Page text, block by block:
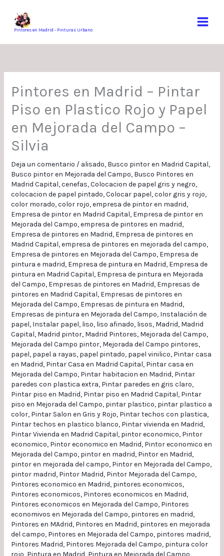
contenidoPintores en Madrid - Pinturas Urbano
Pintores en Madrid – Pintar
Piso en Plastico Rojo y Papel
en Mejorada del Campo –
Silvia
Deja un comentario / alisado, Busco pintor en Madrid Capital,
Busco pintor en Mejorada del Campo, Busco Pintores en
Madrid Capital,cenefas,Colocacion de papel gris y negro,
colocacion de papel pintado,Colocar papel,color gris y rojo,
color morado,color rojo,empresa de pintor en madrid,
Empresa de pintor en Madrid Capital, Empresa de pintor en
Mejorada del Campo,empresa de pintores en madrid,
Empresa de pintores en Madrid, Empresa de pintores en
Madrid Capital,empresa de pintores en mejorada del campo,
Empresa de pintores en Mejorada del Campo, Empresa de
pintura e madrid, Empresa de pintura en Madrid, Empresa de
pintura en Madrid Capital, Empresa de pintura en Mejorada
del Campo, Empresas de pintores en Madrid, Empresas de
pintores en Madrid Capital, Empresas de pintores en
Mejorada del Campo, Empresas de pintura en Madrid,
Empresas de pintura en Mejorada del Campo, Instalación de
papel, Instalar papel, liso, liso afinado, lisos, Madrid, Madrid
Capital, Madrid pintor, Madrid Pintores, Mejorada del Campo,
Mejorada del Campo pintor, Mejorada del Campo pintores,
papel, papel a rayas, papel pintado, papel vinilico, Pintar casa
en Madrid, Pintar Casa en Madrid Capital, Pintar casa en
Mejorada del Campo, Pintar habitacion en Madrid, Pintar
paredes con plastica extra, Pintar paredes en gris claro,
Pintar piso en Madrid, Pintar piso en Madrid Capital, Pintar
piso en Mejorada del Campo, pintar plastico, pintar plastico a
color, Pintar Salon en Gris y Rojo, Pintar techos con plastica,
Pintar techos en plastico blanco, Pintar vivienda en Madrid,
Pintar Vivienda en Madrid Capital, pintor economico, Pintor
economico, Pintor economico en Madrid, Pintor economico en
Mejorada del Campo, pintor en madrid, Pintor en Madrid,
pintor en mejorada del campo, Pintor en Mejorada del Campo,
pintor madrid, Pintor Madrid, Pintor Mejorada del Campo,
Pintores economico en Madrid, pintores economicos,
Pintores economicos, Pintores economicos en Madrid,
Pintores economicos en Mejorada del Campo, Pintores
economivos en Mejorada del Campo, pintores en madrid,
Pintores en MAdrid, Pintores en Madrid, pintores en mejorada
del campo, Pintores en Mejorada del Campo, pintores madrid,
Pintores Madrid, Pintores Mejorada del Campo, pintura color